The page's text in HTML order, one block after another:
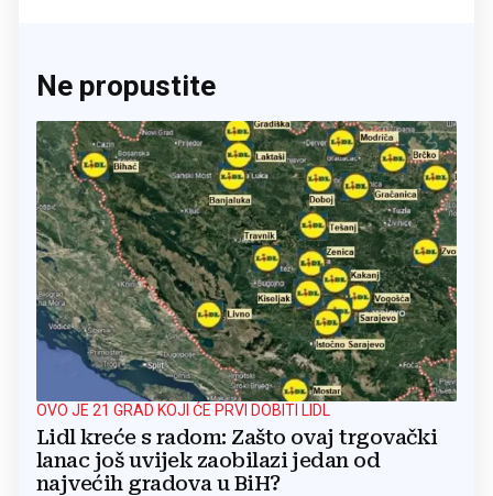
Ne propustite
OVO JE 21 GRAD KOJI ĆE PRVI DOBITI LIDL
Lidl kreće s radom: Zašto ovaj trgovački
lanac još uvijek zaobilazi jedan od
najvećih gradova u BiH?